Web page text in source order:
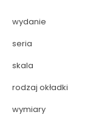
wydanie
seria
skala
rodzaj okładki
wymiary